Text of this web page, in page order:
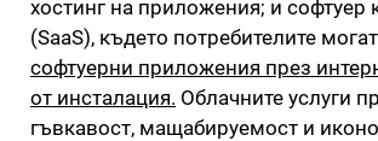
хостинг на приложения; и софтуер
(SaaS), където потребителите
софтуерни приложения през
от инсталация. Облачните услуги
гъвкавост, мащабируемост и